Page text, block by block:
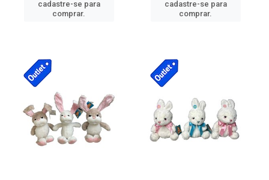
cadastre-se para
comprar.
cadastre-se para
comprar.